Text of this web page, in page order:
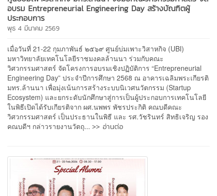
อบรม Entrepreneurial Engineering Day สร้างบัณฑิตผู้
ประกอบการ
พุธ 4 มีนาคม 2569
เมื่อวันที่ 21-22 กุมภาพันธ์ ๒๕๖๙ ศูนย์บ่มเพาะวิสาหกิจ (UBI)
มหาวิทยาลัยเทคโนโลยีราชมงคลล้านนา ร่วมกับคณะ
วิศวกรรมศาสตร์ จัดโครงการอบรมเชิงปฏิบัติการ “Entrepreneurial
Engineering Day” ประจำปีการศึกษา 2568 ณ อาคารเฉลิมพระเกียรติ
มทร.ล้านนา เพื่อมุ่งเน้นการสร้างระบบนิเวศนวัตกรรม (Startup
Ecosystem) และยกระดับนักศึกษาสู่การเป็นผู้ประกอบการเทคโนโลยี
ในพิธีเปิดได้รับเกียรติจาก ผศ.นพพร พัชรประกิติ คณบดีคณะ
วิศวกรรมศาสตร์ เป็นประธานในพิธี และ รศ.วัชรินทร์ สิทธิเจริญ รอง
คณบดีฯ กล่าวรายงานวัตถุ... >> อ่านต่อ